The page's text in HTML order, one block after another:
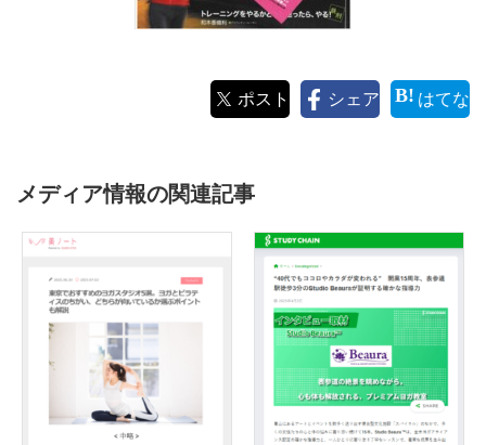
ポスト シェア はてな
メディア情報の関連記事